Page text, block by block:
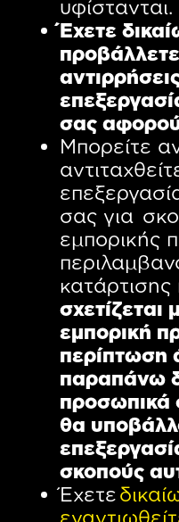
υφίστανται.
Έχετε
σας
Μπορείτε
σας για
εμπορικής
κατάρτισης
σχετίζεται
εμπορική
περίπτωση
παραπάνω
προσωπικά
θα
σκοπούς
Έχετε